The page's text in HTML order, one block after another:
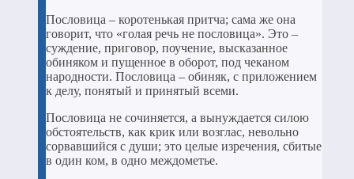
Пословица – коротенькая притча; сама же она
говорит, что «голая речь не пословица». Это –
суждение, приговор, поучение, высказанное
обиняком и пущенное в оборот, под чеканом
народности. Пословица – обиняк, с приложением
к делу, понятый и принятый всеми.
Пословица не сочиняется, а вынуждается силою
обстоятельств, как крик или возглас, невольно
сорвавшийся с души; это целые изречения, сбитые
в один ком, в одно междометье.